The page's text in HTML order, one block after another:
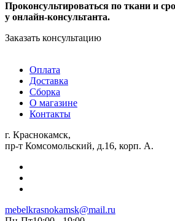
Проконсультироваться по ткани и
у онлайн-консультанта.
Заказать консультацию
Оплата
Доставка
Сборка
О магазине
Контакты
г. Краснокамск,
пр-т Комсомольский, д.16, корп. А.
mebelkrasnokamsk@mail.ru